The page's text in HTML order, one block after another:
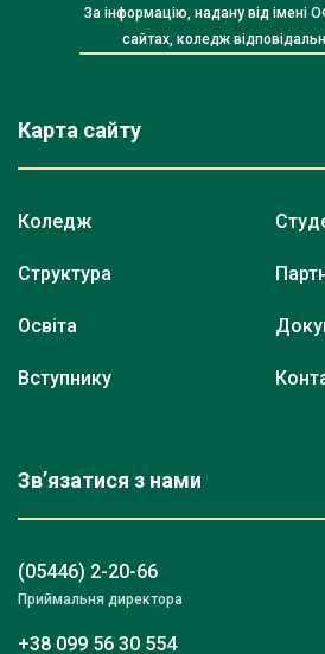
За інформацію, надану від імені
сайтах, коледж
Карта сайту
Коледж
Структура
Освіта
Вступнику
Зв’язатися з нами
(05446) 2-20-66
Приймальня директора
+38 099 56 30 554